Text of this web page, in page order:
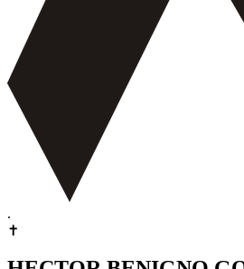
.
✝